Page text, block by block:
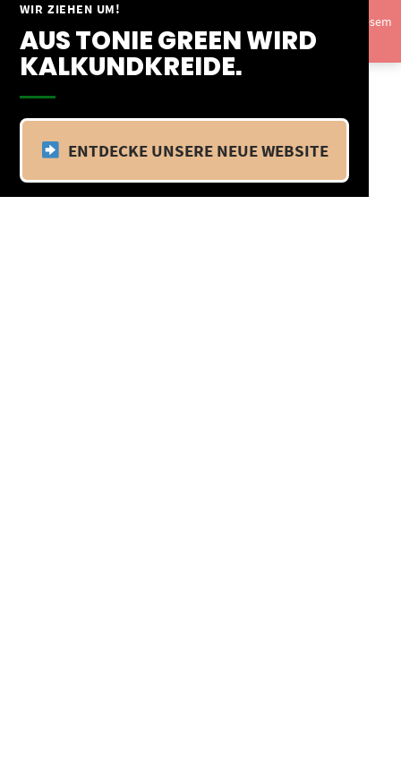
WIR ZIEHEN UM!
AUS TONIE GREEN WIRD
KALKUNDKREIDE.
ENTDECKE UNSERE NEUE WEBSITE
Springe
Inhalt
Vom 09.04.25 - 20.04.25 befinden wir uns im Betriebsurlaub. In diesem
Zeitraum findet kein Versand statt.Ausblenden